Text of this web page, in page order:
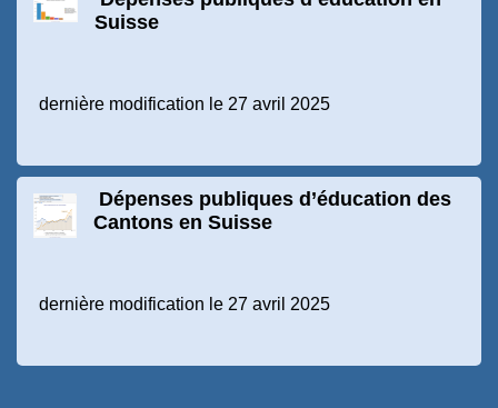
Suisse
dernière modification le 27 avril 2025
Dépenses publiques d’éducation des
Cantons en Suisse
dernière modification le 27 avril 2025